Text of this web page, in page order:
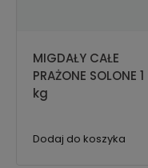
MIGDAŁY CAŁE
PRAŻONE SOLONE 1
kg
Dodaj do koszyka